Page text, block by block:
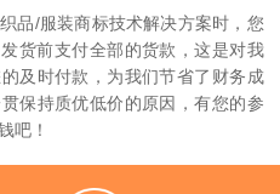
品/服装商标技术解决方案时，您
货前支付全部的货款，这是对我
及时付款，为我们节省了财务成
保持质优低价的原因，有您的参
吧！